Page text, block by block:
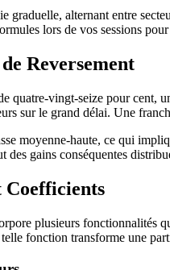
graduelle, alternant entre
lors de vos sessions
Reversement
quatre-vingt-seize pour cent,
sur le grand délai. Une
moyenne-haute, ce qui
des gains conséquentes
Coefficients
plusieurs fonctionnalités
fonction transforme une